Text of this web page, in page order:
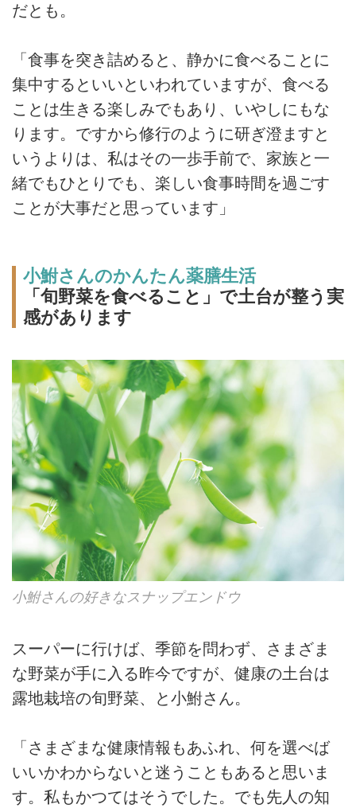
だとも。
「食事を突き詰めると、静かに食べることに
集中するといいといわれていますが、食べる
ことは生きる楽しみでもあり、いやしにもな
ります。ですから修行のように研ぎ澄ますと
いうよりは、私はその一歩手前で、家族と一
緒でもひとりでも、楽しい食事時間を過ごす
ことが大事だと思っています」
小鮒さんのかんたん薬膳生活
「旬野菜を食べること」で土台が整う実
感があります
小鮒さんの好きなスナップエンドウ
スーパーに行けば、季節を問わず、さまざま
な野菜が手に入る昨今ですが、健康の土台は
露地栽培の旬野菜、と小鮒さん。
「さまざまな健康情報もあふれ、何を選べば
いいかわからないと迷うこともあると思いま
す。私もかつてはそうでした。でも先人の知